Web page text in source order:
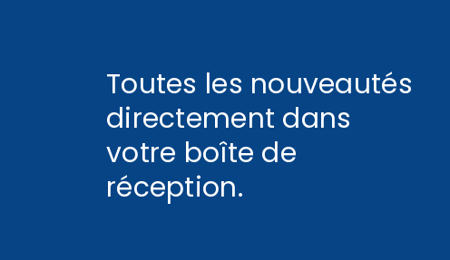
Toutes les nouveautés
directement dans
votre boîte de
réception.